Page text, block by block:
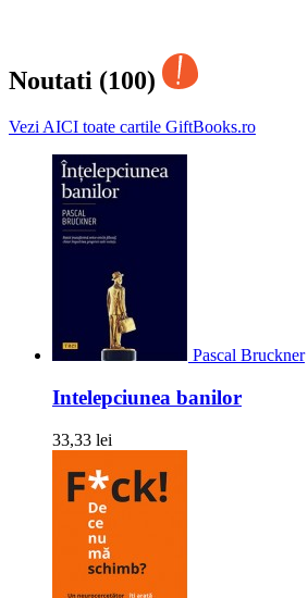
Noutati (100)
Vezi AICI toate cartile GiftBooks.ro
Pascal Bruckner
Intelepciunea banilor
33,33 lei